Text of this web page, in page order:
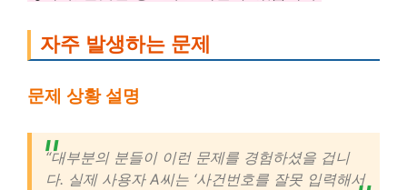
자주 발생하는 문제
문제 상황 설명
“대부분의 분들이 이런 문제를 경험하셨을 겁니
다. 실제 사용자 A씨는 ‘사건번호를 잘못 입력해서